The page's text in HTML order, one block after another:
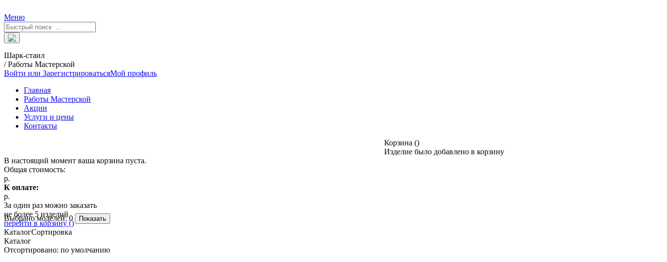
Меню
Шарк-стаил
/ Работы Мастерской
Войти или ЗарегистрироватьсяМой профиль
Главная
Работы Мастерской
Акции
Услуги и цены
Контакты
Корзина ()
Изделие было добавлено в корзину
В настоящий момент ваша корзина пуста.
Общая стоимость:
р.
К оплате:
р.
За один раз можно заказать
не более 5 изделий
перейти в корзину ()
КаталогСортировка
Каталог
Отсортировано: по умолчанию
Выбрано моделей:0